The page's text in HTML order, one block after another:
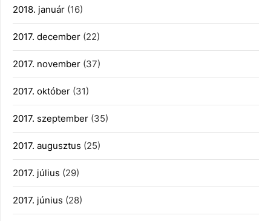
2018. január (16)
2017. december (22)
2017. november (37)
2017. október (31)
2017. szeptember (35)
2017. augusztus (25)
2017. július (29)
2017. június (28)